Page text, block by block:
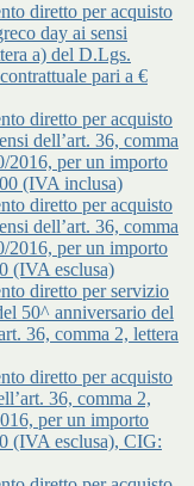
diretto per acquisto
day ai sensi
a) del D.Lgs.
pari a €
diretto per acquisto
dell’art. 36, comma
2016, per un importo
(IVA inclusa)
diretto per acquisto
dell’art. 36, comma
2016, per un importo
(IVA esclusa)
diretto per servizio
50^ anniversario del
36, comma 2, lettera
diretto per acquisto
36, comma 2,
per un importo
(IVA esclusa), CIG: